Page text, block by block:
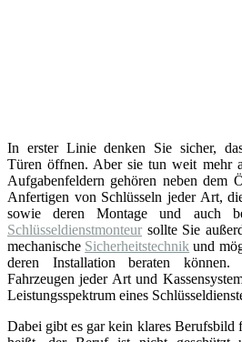
In erster Linie denken Sie sicher,
Türen öffnen. Aber sie tun weit mehr
Aufgabenfeldern gehören neben dem
Anfertigen von Schlüsseln jeder Art,
sowie deren Montage und auch
Schlüsseldienstmonteur sollte Sie
mechanische Sicherheitstechnik und
deren Installation beraten
Fahrzeugen jeder Art und
Leistungsspektrum eines
Dabei gibt es gar kein klares Berufsbild